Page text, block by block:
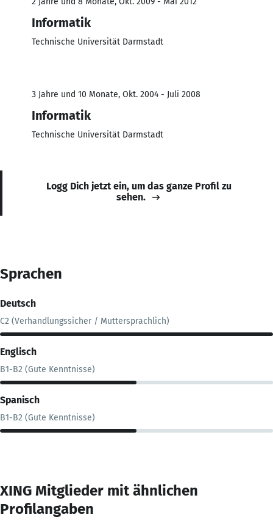
Informatik
Technische Universität Darmstadt
3 Jahre und 10 Monate, Okt. 2004 - Juli 2008
Informatik
Technische Universität Darmstadt
Logg Dich jetzt ein, um das ganze Profil zu
sehen.
Sprachen
Deutsch
C2 (Verhandlungssicher / Muttersprachlich)
Englisch
B1-B2 (Gute Kenntnisse)
Spanisch
B1-B2 (Gute Kenntnisse)
XING Mitglieder mit ähnlichen
Profilangaben